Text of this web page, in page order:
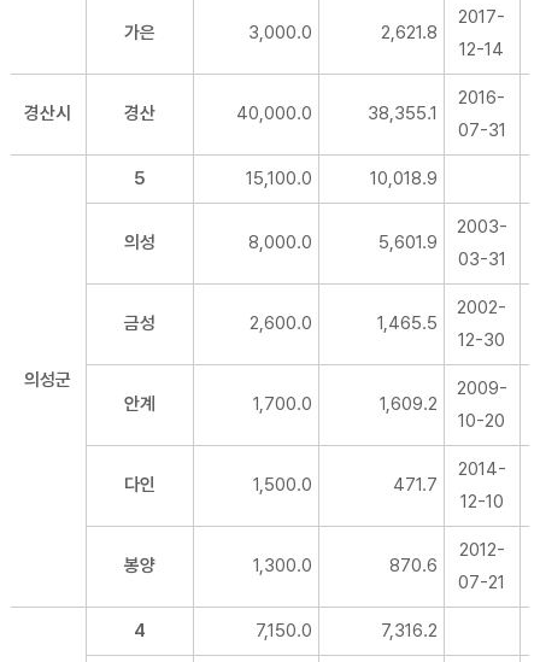
가은 3,000.0 2,621.8
2017-
12-14
경산시 경산 40,000.0 38,355.1
2016-
07-31
의성군
5 15,100.0 10,018.9
의성 8,000.0 5,601.9
2003-
03-31
금성 2,600.0 1,465.5
2002-
12-30
안계 1,700.0 1,609.2
2009-
10-20
다인 1,500.0 471.7
2014-
12-10
봉양 1,300.0 870.6
2012-
07-21
4 7,150.0 7,316.2